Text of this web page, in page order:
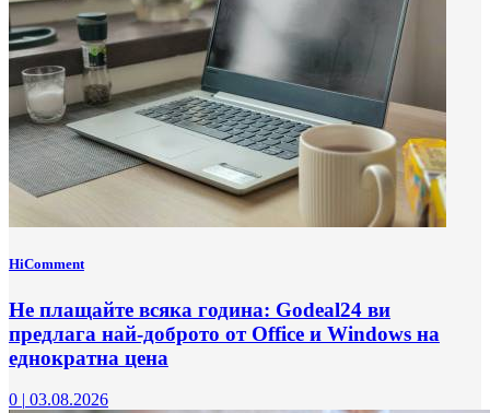
HiComment
Не плащайте всяка година: Godeal24 ви
предлага най-доброто от Office и Windows на
еднократна цена
0 | 03.08.2026